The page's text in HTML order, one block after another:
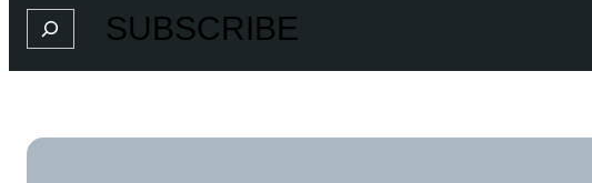
SearchSUBSCRIBE